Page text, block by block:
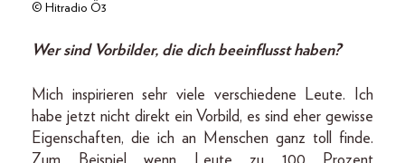
© Hitradio Ö3
Wer sind Vorbilder, die dich beeinflusst haben?
Mich inspirieren sehr viele verschiedene Leute. Ich
habe jetzt nicht direkt ein Vorbild, es sind eher gewisse
Eigenschaften, die ich an Menschen ganz toll finde.